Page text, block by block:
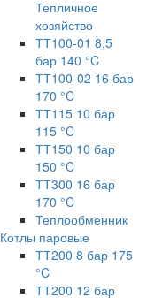
Тепличное
хозяйство
ТТ100-01 8,5
бар 140 °C
ТТ100-02 16 бар
170 °C
ТТ115 10 бар
115 °C
ТТ150 10 бар
150 °C
ТТ300 16 бар
170 °C
Теплообменник
Котлы паровые
ТТ200 8 бар 175
°C
ТТ200 12 бар